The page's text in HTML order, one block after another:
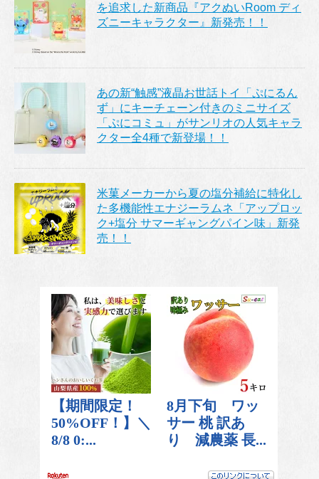
を追求した新商品『アクぬいRoom ディ
ズニーキャラクター』新発売！！
あの新“触感”液晶お世話トイ「ぷにるん
ず」にキーチェーン付きのミニサイズ
「ぷにコミュ」がサンリオの人気キャラ
クター全4種で新登場！！
米菓メーカーから夏の塩分補給に特化し
た多機能性エナジーラムネ「アップロッ
ク+塩分 サマーギャングパイン味」新発
売！！